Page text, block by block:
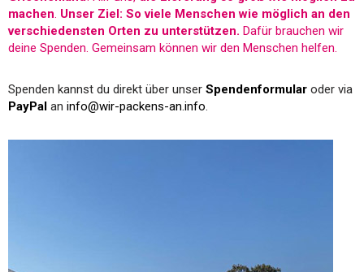
machen. Unser Ziel: So viele Menschen wie möglich an den
verschiedensten Orten zu unterstützen. Dafür brauchen wir
deine Spenden. Gemeinsam können wir den Menschen helfen.
Spenden kannst du direkt über unser Spendenformular oder via
PayPal an info@wir-packens-an.info.